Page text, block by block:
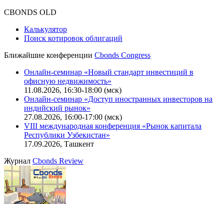
CBONDS OLD
Калькулятор
Поиск котировок облигаций
Ближайшие конференции Cbonds Congress
Онлайн-семинар «Новый стандарт инвестиций в
офисную недвижимость»
11.08.2026, 16:30-18:00 (мск)
Онлайн-семинар «Доступ иностранных инвесторов на
индийский рынок»
27.08.2026, 16:00-17:00 (мск)
VIII международная конференция «Рынок капитала
Республики Узбекистан»
17.09.2026, Ташкент
Журнал Cbonds Review